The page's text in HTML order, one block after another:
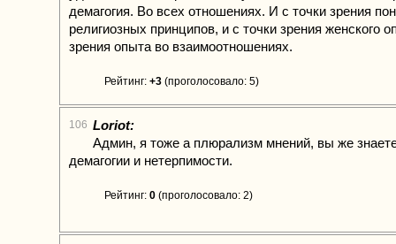
демагогия. Во всех отношениях. И с точки зрения
религиозных принципов, и с точки зрения женского
зрения опыта во взаимоотношениях.
Рейтинг: +3 (проголосовало: 5)
106 Loriot:
Админ, я тоже а плюрализм мнений, вы же
демагогии и нетерпимости.
Рейтинг: 0 (проголосовало: 2)